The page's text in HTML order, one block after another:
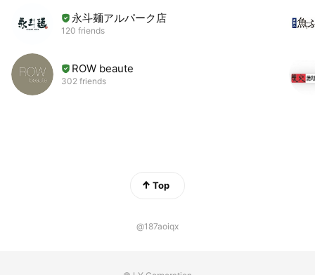
永斗麺アルパーク店
120 friends
ROW beaute
302 friends
Top
@187aoiqx